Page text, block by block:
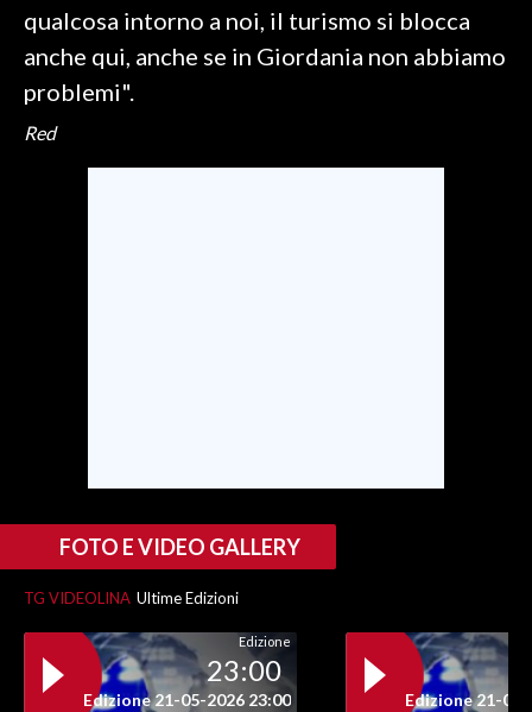
qualcosa intorno a noi, il turismo si blocca
anche qui, anche se in Giordania non abbiamo
problemi".
Red
FOTO E VIDEO GALLERY
TG VIDEOLINA Ultime Edizioni
Edizione
23:00
Edizione 21-05-2026 23:00 Edizione 21-05-